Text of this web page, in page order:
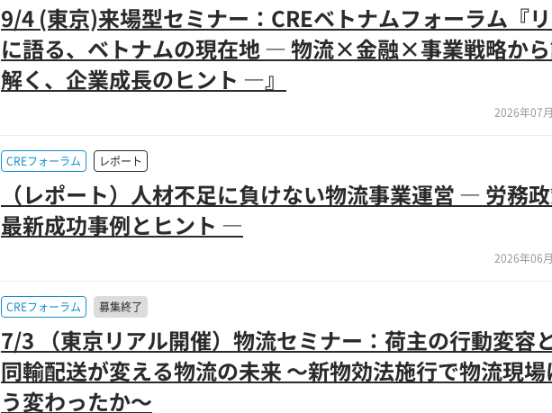
9/4 (東京)来場型セミナー：CREベトナムフォーラム『
に語る、ベトナムの現在地 ― 物流×金融×事業戦略か
解く、企業成長のヒント ―』
2026年07
CREフォーラム レポート
（レポート）人材不足に負けない物流事業運営 ― 労務
最新成功事例とヒント ―
2026年06
CREフォーラム 募集終了
7/3 （東京リアル開催）物流セミナー：荷主の行動変容
同輸配送が変える物流の未来 ～新物効法施行で物流現
う変わったか～